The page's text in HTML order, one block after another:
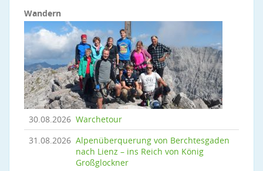
Wandern
30.08.2026 Warchetour
31.08.2026 Alpenüberquerung von Berchtesgaden
nach Lienz – ins Reich von König
Großglockner